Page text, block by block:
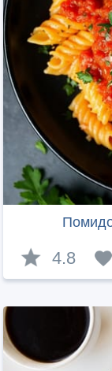
4.8